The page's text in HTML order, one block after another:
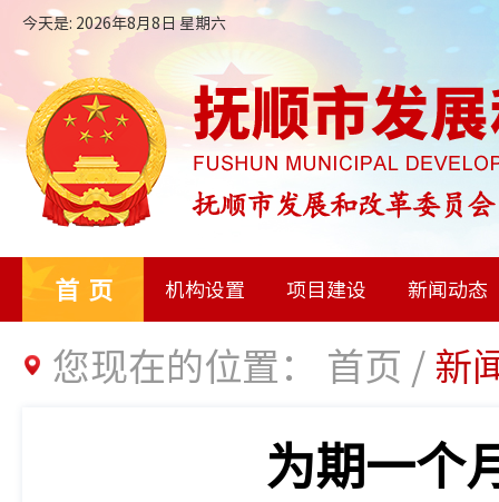
今天是: 2026年8月8日 星期六
首页 机构设置 项目建设 新闻动态
您现在的位置： 首页 /新
为期一个